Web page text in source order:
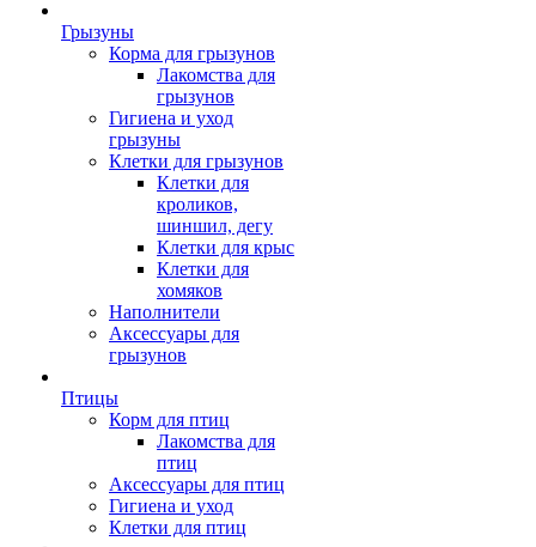
Грызуны
Корма для грызунов
Лакомства для
грызунов
Гигиена и уход
грызуны
Клетки для грызунов
Клетки для
кроликов,
шиншил, дегу
Клетки для крыс
Клетки для
хомяков
Наполнители
Аксессуары для
грызунов
Птицы
Корм для птиц
Лакомства для
птиц
Аксессуары для птиц
Гигиена и уход
Клетки для птиц